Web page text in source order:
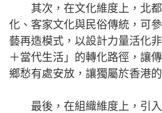
其次，在文化維度上，北都
化、客家文化與民俗傳統，可
藝再造模式，以設計力量活化
＋當代生活」的轉化路徑，讓
鄉愁有處安放，讓獨屬於香港
最後，在組織維度上，引入